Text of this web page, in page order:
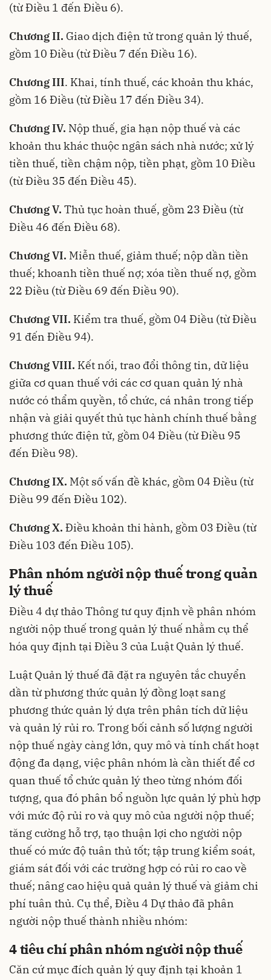
(từ Điều 1 đến Điều 6).
Chương II. Giao dịch điện tử trong quản lý thuế,
gồm 10 Điều (từ Điều 7 đến Điều 16).
Chương III. Khai, tính thuế, các khoản thu khác,
gồm 16 Điều (từ Điều 17 đến Điều 34).
Chương IV. Nộp thuế, gia hạn nộp thuế và các
khoản thu khác thuộc ngân sách nhà nước; xử lý
tiền thuế, tiền chậm nộp, tiền phạt, gồm 10 Điều
(từ Điều 35 đến Điều 45).
Chương V. Thủ tục hoàn thuế, gồm 23 Điều (từ
Điều 46 đến Điều 68).
Chương VI. Miễn thuế, giảm thuế; nộp dần tiền
thuế; khoanh tiền thuế nợ; xóa tiền thuế nợ, gồm
22 Điều (từ Điều 69 đến Điều 90).
Chương VII. Kiểm tra thuế, gồm 04 Điều (từ Điều
91 đến Điều 94).
Chương VIII. Kết nối, trao đổi thông tin, dữ liệu
giữa cơ quan thuế với các cơ quan quản lý nhà
nước có thẩm quyền, tổ chức, cá nhân trong tiếp
nhận và giải quyết thủ tục hành chính thuế bằng
phương thức điện tử, gồm 04 Điều (từ Điều 95
đến Điều 98).
Chương IX. Một số vấn đề khác, gồm 04 Điều (từ
Điều 99 đến Điều 102).
Chương X. Điều khoản thi hành, gồm 03 Điều (từ
Điều 103 đến Điều 105).
Phân nhóm người nộp thuế trong quản
lý thuế
Điều 4 dự thảo Thông tư quy định về phân nhóm
người nộp thuế trong quản lý thuế nhằm cụ thể
hóa quy định tại Điều 3 của Luật Quản lý thuế.
Luật Quản lý thuế đã đặt ra nguyên tắc chuyển
dần từ phương thức quản lý đồng loạt sang
phương thức quản lý dựa trên phân tích dữ liệu
và quản lý rủi ro. Trong bối cảnh số lượng người
nộp thuế ngày càng lớn, quy mô và tính chất hoạt
động đa dạng, việc phân nhóm là cần thiết để cơ
quan thuế tổ chức quản lý theo từng nhóm đối
tượng, qua đó phân bổ nguồn lực quản lý phù hợp
với mức độ rủi ro và quy mô của người nộp thuế;
tăng cường hỗ trợ, tạo thuận lợi cho người nộp
thuế có mức độ tuân thủ tốt; tập trung kiểm soát,
giám sát đối với các trường hợp có rủi ro cao về
thuế; nâng cao hiệu quả quản lý thuế và giảm chi
phí tuân thủ. Cụ thể, Điều 4 Dự thảo đã phân
người nộp thuế thành nhiều nhóm:
4 tiêu chí phân nhóm người nộp thuế
Căn cứ mục đích quản lý quy định tại khoản 1